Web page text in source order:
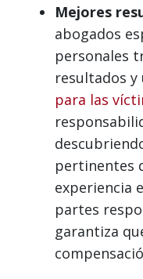
Mejores
abogados
personales
resultados y
para las
pertinentes
experiencia
partes
garantiza